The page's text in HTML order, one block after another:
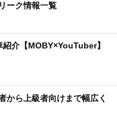
ーク情報一覧
介【MOBY×YouTuber】
から上級者向けまで幅広く